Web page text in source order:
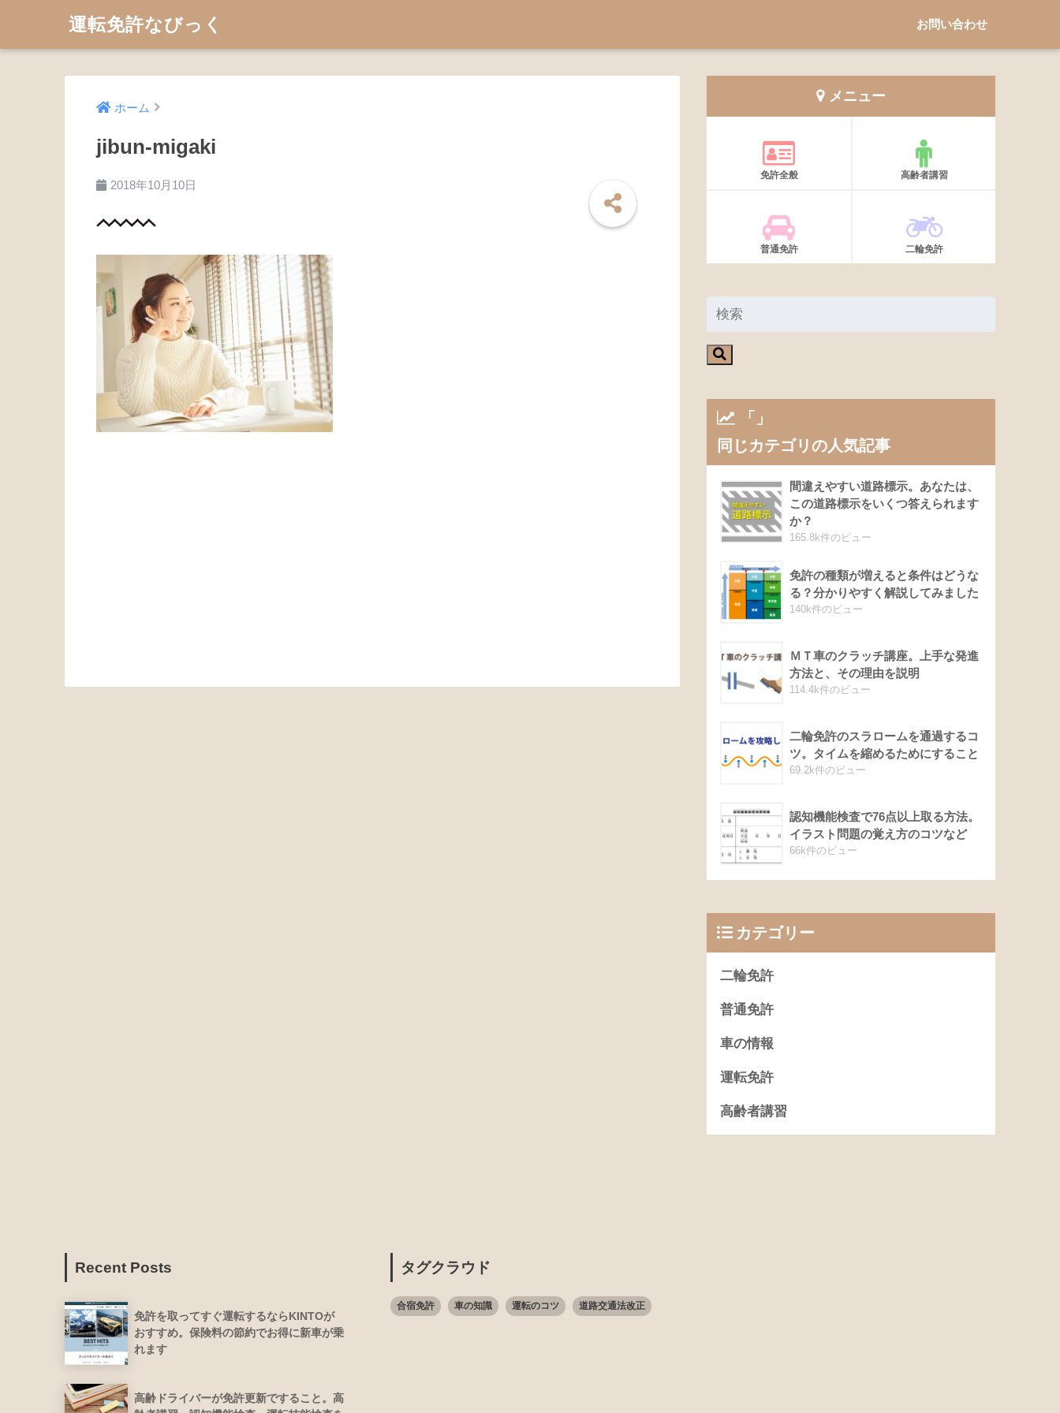
運転免許なびっく お問い合わせ
ホーム
jibun-migaki
2018年10月10日
メニュー
免許全般 高齢者講習
普通免許 二輪免許
「」
同じカテゴリの人気記事
間違えやすい道路標示。あなたは、
この道路標示をいくつ答えられます
か？
165.8k件のビュー
免許の種類が増えると条件はどうな
る？分かりやすく解説してみました
140k件のビュー
ＭＴ車のクラッチ講座。上手な発進
方法と、その理由を説明
114.4k件のビュー
二輪免許のスラロームを通過するコ
ツ。タイムを縮めるためにすること
69.2k件のビュー
認知機能検査で76点以上取る方法。
イラスト問題の覚え方のコツなど
66k件のビュー
カテゴリー
二輪免許
普通免許
車の情報
運転免許
高齢者講習
Recent Posts
免許を取ってすぐ運転するならKINTOが
おすすめ。保険料の節約でお得に新車が乗
れます
高齢ドライバーが免許更新ですること。高
タグクラウド
合宿免許 車の知識 運転のコツ 道路交通法改正